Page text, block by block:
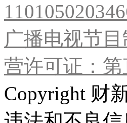
广播电视节
营许可证：第
Copyright 财